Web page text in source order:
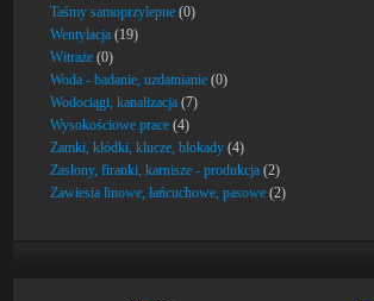
Taśmy samoprzylepne (0)
Wentylacja (19)
Witraże (0)
Woda - badanie, uzdatnianie (0)
Wodociągi, kanalizacja (7)
Wysokościowe prace (4)
Zamki, kłódki, klucze, blokady (4)
Zasłony, firanki, karnisze - produkcja (2)
Zawiesia linowe, łańcuchowe, pasowe (2)